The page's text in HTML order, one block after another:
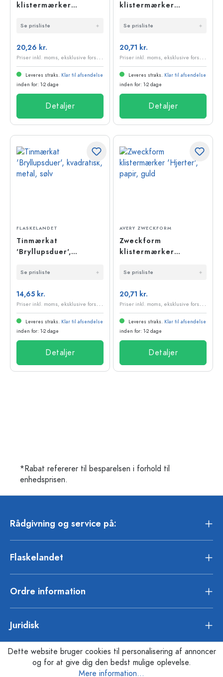
klistermærker
hjerte, papir, rød
Se prisliste
20,26 kr.
P
riser inkl. moms, eksklusive forsendelsesomkostninger
Leveres straks. Klar til afsendelse
inden for: 1-2 dage
Detaljer
klistermærker
Se prisliste
20,71 kr.
P
riser inkl. moms, eksklusive forsendelsesomkostninger
Leveres straks. Klar til afsendelse
inden for: 1-2 dage
Detaljer
FLASKELANDET
Tinmærkat
'Bryllupsduer',
Se prisliste
14,65 kr.
P
riser inkl. moms, eksklusive forsendelsesomkostninger
Leveres straks. Klar til afsendelse
inden for: 1-2 dage
Detaljer
AVERY ZWECKFORM
Zweckform
klistermærker
Se prisliste
20,71 kr.
P
riser inkl. moms, eksklusive forsendelsesomkostninger
Leveres straks. Klar til afsendelse
inden for: 1-2 dage
Detaljer
*Rabat refererer til besparelsen i forhold til
enhedsprisen.
Rådgivning og service på:
Flaskelandet
Ordre information
Juridisk
Dette website bruger cookies til personalisering af annoncer
og for at give dig den bedst mulige oplevelse.
Mere information...